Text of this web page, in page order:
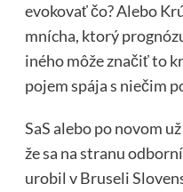
evokovať čo? Alebo
mnícha, ktorý
iného môže značiť to
pojem spája s niečim
SaS alebo po novom
že sa na stranu
urobil v Bruseli